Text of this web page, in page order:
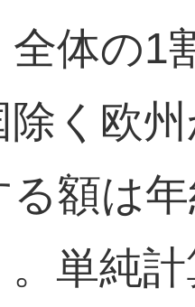
全体の1
除く欧
る額は
。単純